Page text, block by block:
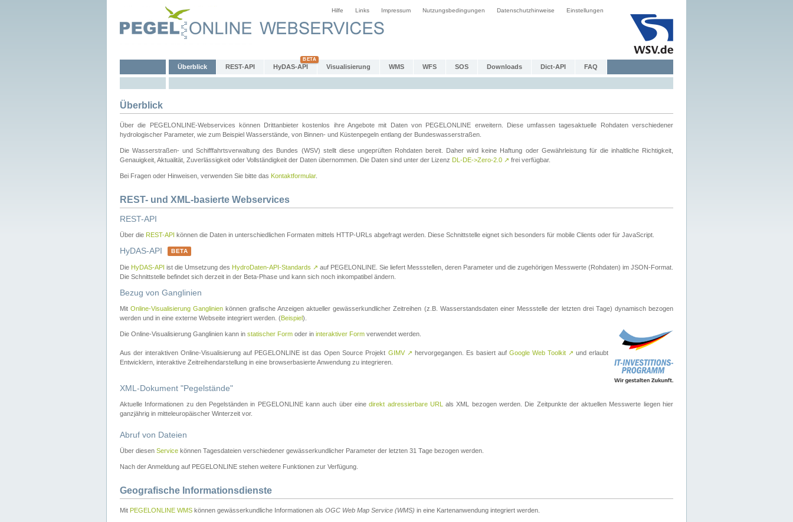
Hilfe Links Impressum Nutzungsbedingungen Datenschutzhinweise Einstellungen
Überblick REST-API HyDAS-API Visualisierung WMS WFS SOS Downloads Dict-API FAQ
Überblick
Über die PEGELONLINE-Webservices können Drittanbieter kostenlos ihre Angebote mit Daten von PEGELONLINE erweitern. Diese umfassen tagesaktuelle Rohdaten verschiedener
hydrologischer Parameter, wie zum Beispiel Wasserstände, von Binnen- und Küstenpegeln entlang der Bundeswasserstraßen.
Die Wasserstraßen- und Schifffahrtsverwaltung des Bundes (WSV) stellt diese ungeprüften Rohdaten bereit. Daher wird keine Haftung oder Gewährleistung für die inhaltliche Richtigkeit,
Genauigkeit, Aktualität, Zuverlässigkeit oder Vollständigkeit der Daten übernommen. Die Daten sind unter der Lizenz DL-DE->Zero-2.0 ↗ frei verfügbar.
Bei Fragen oder Hinweisen, verwenden Sie bitte das Kontaktformular.
REST- und XML-basierte Webservices
REST-API
Über die REST-API können die Daten in unterschiedlichen Formaten mittels HTTP-URLs abgefragt werden. Diese Schnittstelle eignet sich besonders für mobile Clients oder für JavaScript.
HyDAS-API BETA
Die HyDAS-API ist die Umsetzung des HydroDaten-API-Standards ↗ auf PEGELONLINE. Sie liefert Messstellen, deren Parameter und die zugehörigen Messwerte (Rohdaten) im JSON-Format.
Die Schnittstelle befindet sich derzeit in der Beta-Phase und kann sich noch inkompatibel ändern.
Bezug von Ganglinien
MitOnline-Visualisierung Ganglinien können grafische Anzeigen aktueller gewässerkundlicher Zeitreihen (z.B. Wasserstandsdaten einer Messstelle der letzten drei Tage) dynamisch bezogen
werden und in eine externe Webseite integriert werden. (Beispiel).
Die Online-Visualisierung Ganglinien kann in statischer Form oder in interaktiver Form verwendet werden.
Aus der interaktiven Online-Visualisierung auf PEGELONLINE ist das Open Source Projekt GIMV ↗ hervorgegangen. Es basiert auf Google Web Toolkit ↗ und erlaubt
Entwicklern, interaktive Zeitreihendarstellung in eine browserbasierte Anwendung zu integrieren.
XML-Dokument "Pegelstände"
Aktuelle Informationen zu den Pegelständen in PEGELONLINE kann auch über einedirekt adressierbare URL
als XML bezogen werden. Die Zeitpunkte der aktuellen Messwerte liegen hier
ganzjährig in mitteleuropäischer Winterzeit vor.
Abruf von Dateien
Über diesen Service können Tagesdateien verschiedener gewässerkundlicher Parameter der letzten 31 Tage bezogen werden.
Nach der Anmeldung auf PEGELONLINE stehen weitere Funktionen zur Verfügung.
Geografische Informationsdienste
Mit PEGELONLINE WMS können gewässerkundliche Informationen als OGC Web Map Service (WMS) in eine Kartenanwendung integriert werden.